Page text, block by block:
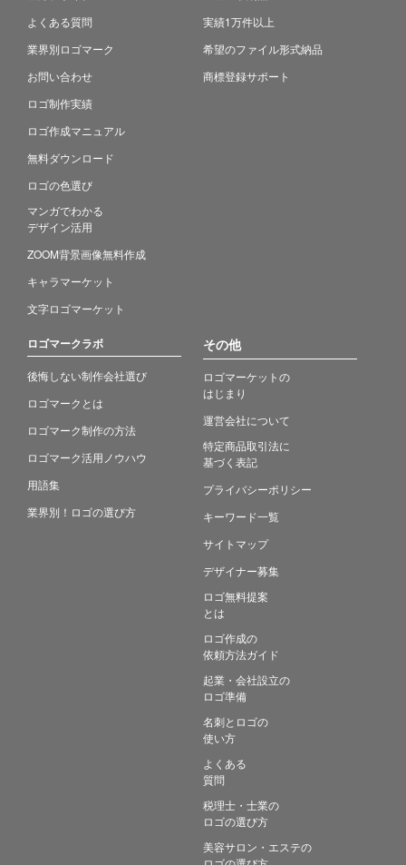
よくある質問
業界別ロゴマーク
お問い合わせ
ロゴ制作実績
ロゴ作成マニュアル
無料ダウンロード
ロゴの色選び
マンガでわかる
デザイン活用
ZOOM背景画像無料作成
キャラマーケット
文字ロゴマーケット
実績1万件以上
希望のファイル形式納品
商標登録サポート
ロゴマークラボ
後悔しない制作会社選び
ロゴマークとは
ロゴマーク制作の方法
ロゴマーク活用ノウハウ
用語集
業界別！ロゴの選び方
その他
ロゴマーケットの
はじまり
運営会社について
特定商品取引法に
基づく表記
プライバシーポリシー
キーワード一覧
サイトマップ
デザイナー募集
ロゴ無料提案
とは
ロゴ作成の
依頼方法ガイド
起業・会社設立の
ロゴ準備
名刺とロゴの
使い方
よくある
質問
税理士・士業の
ロゴの選び方
美容サロン・エステの